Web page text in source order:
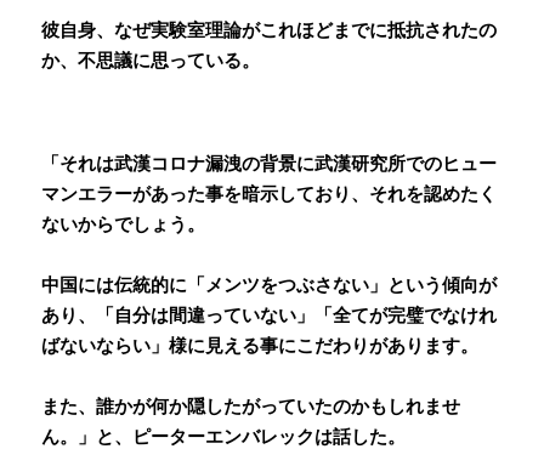
彼自身、なぜ実験室理論がこれほどまでに抵抗されたの
か、不思議に思っている。
「それは武漢コロナ漏洩の背景に武漢研究所でのヒュー
マンエラーがあった事を暗示しており、それを認めたく
ないからでしょう。
中国には伝統的に「メンツをつぶさない」という傾向が
あり、「自分は間違っていない」「全てが完璧でなけれ
ばないならい」様に見える事にこだわりがあります。
また、誰かが何か隠したがっていたのかもしれませ
ん。」と、ピーターエンバレックは話した。